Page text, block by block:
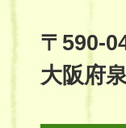
Site
〒590-
大阪府